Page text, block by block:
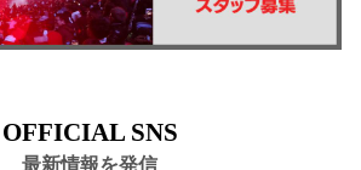
OFFICIAL SNS
最新情報を発信